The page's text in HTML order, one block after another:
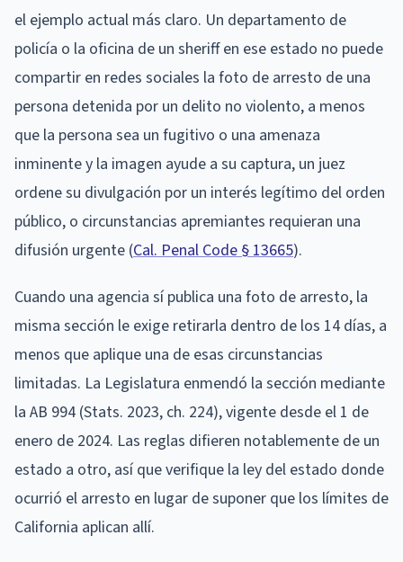
el ejemplo actual más claro. Un departamento de
policía o la oficina de un sheriff en ese estado no puede
compartir en redes sociales la foto de arresto de una
persona detenida por un delito no violento, a menos
que la persona sea un fugitivo o una amenaza
inminente y la imagen ayude a su captura, un juez
ordene su divulgación por un interés legítimo del orden
público, o circunstancias apremiantes requieran una
difusión urgente (Cal. Penal Code § 13665).
Cuando una agencia sí publica una foto de arresto, la
misma sección le exige retirarla dentro de los 14 días, a
menos que aplique una de esas circunstancias
limitadas. La Legislatura enmendó la sección mediante
la AB 994 (Stats. 2023, ch. 224), vigente desde el 1 de
enero de 2024. Las reglas difieren notablemente de un
estado a otro, así que verifique la ley del estado donde
ocurrió el arresto en lugar de suponer que los límites de
California aplican allí.